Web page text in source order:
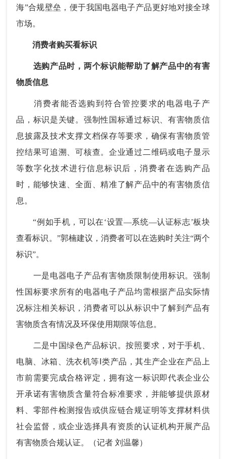
海”合规壁垒，便于我国电器电子产品更好地对接全球
市场。
消费者购买看标识
选购产品时，两个标识能帮助了解产品中的有害
物质信息
消费者能否选购到符合管控要求的电器电子产
品，标识是关键。强制性国标通过标识、有害物质信
息披露及技术支撑文档保存等要求，确保有害物质管
控结果可追溯、可核查。企业通过二维码或电子显示
等数字化技术进行信息标识后，消费者在选购产品
时，能够快速、全面、精准了解产品中的有害物质信
息。
“例如手机，可以在‘设置—系统—认证标志’板块
查看标识。”郭楠建议，消费者可以在选购时关注“两个
标识”。
一是电器电子产品有害物质限制使用标识。强制
性国标要求所有的电器电子产品均需根据产品实际情
况标注相关标识，消费者可以从标识中了解到产品有
害物质含有情况及环保使用期限等信息。
二是中国绿色产品标识。按照要求，对于手机、
电脑、冰箱、洗衣机等Ⅰ类产品，其生产企业在产品上
市前需要完成合格评定，拥有这一标识即代表企业公
开承诺有害物质含量符合标准要求，并能够提供原材
料、零部件检测报告或供应链合规证明等支撑材料供
社会监督，或企业选择具有资质的认证机构开展产品
有害物质合规认证。（记者 刘温馨）